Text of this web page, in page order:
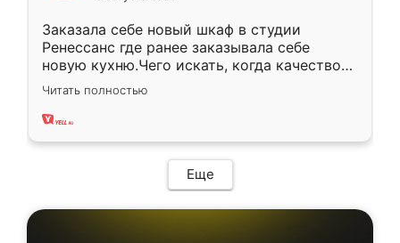
Заказала себе новый шкаф в студии
Ренессанс где ранее заказывала себе
новую кухню.Чего искать, когда качеством
вполне довольна. Служит кухня уже почти
два года, нареканий нет.
Читать полностью
Еще